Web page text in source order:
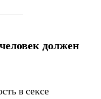
должен
в сексе